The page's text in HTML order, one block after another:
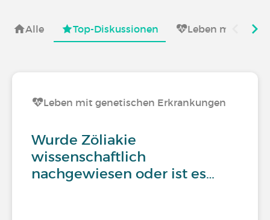
Alle Top-Diskussionen Leben mit
Leben mit genetischen Erkrankungen
Wurde Zöliakie
wissenschaftlich
nachgewiesen oder ist es…